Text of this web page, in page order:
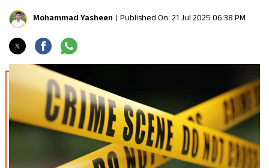
Mohammad Yasheen Published On: 21 Jul 2025 06:38 PM